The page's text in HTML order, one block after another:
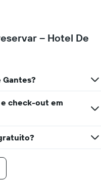
– Hotel De
Gantes?
check-out em